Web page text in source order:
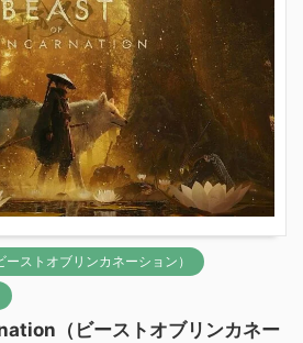
ストオブリンカネーション）
（ビーストオブリンカネー